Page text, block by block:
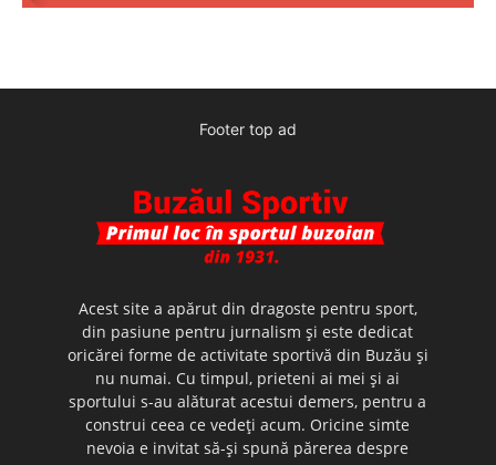
Footer top ad
Acest site a apărut din dragoste pentru sport,
din pasiune pentru jurnalism şi este dedicat
oricărei forme de activitate sportivă din Buzău şi
nu numai. Cu timpul, prieteni ai mei şi ai
sportului s-au alăturat acestui demers, pentru a
construi ceea ce vedeţi acum. Oricine simte
nevoia e invitat să-şi spună părerea despre